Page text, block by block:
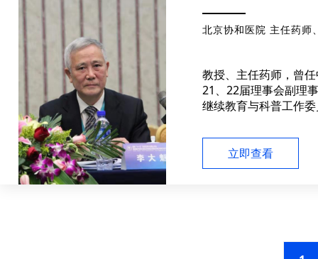
北京协和医院 主任药师
教授、主任药师，曾
21、22届理事会副理
继续教育与科普工作
任委员、第五届名誉
届全国政协委员；第
会医学专业委员会副
立即查看